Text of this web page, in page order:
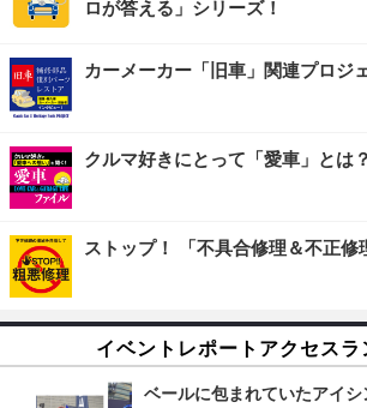
ロが答える」シリーズ！
カーメーカー「旧車」関連プロジ
クルマ好きにとって「愛車」とは？
ストップ！ 「不具合修理＆不正修
イベントレポートアクセスラ
ベールに包まれていたアイ